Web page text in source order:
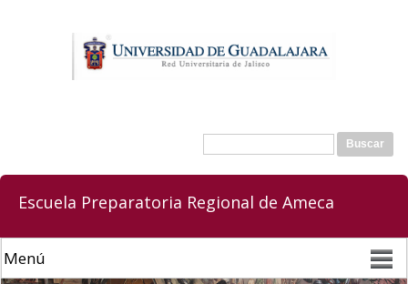
Formulario de búsqueda
Buscar
Escuela Preparatoria Regional de Ameca